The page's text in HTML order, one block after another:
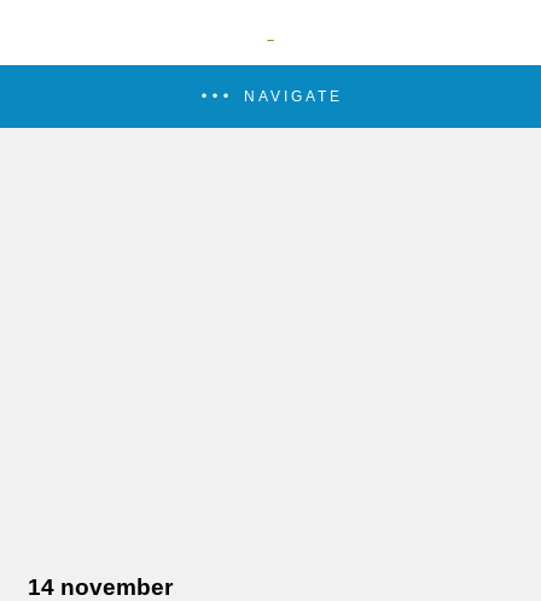
NAVIGATE
14 november